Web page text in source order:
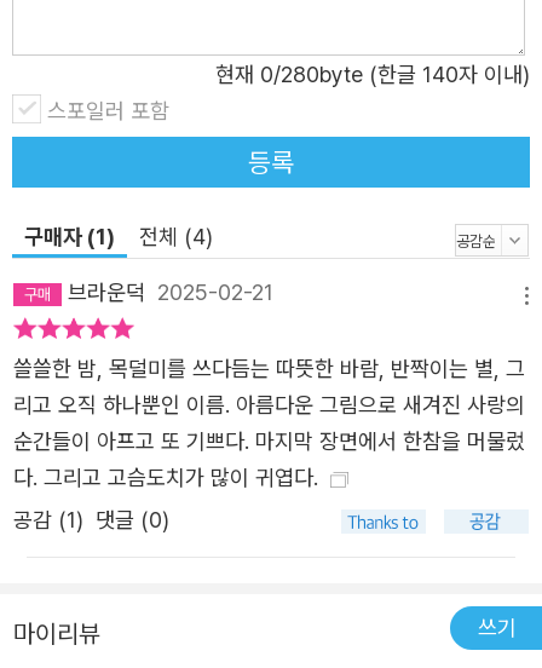
랑’이었다는 것을요. ‘당신에게도 이런 소중한 존재가 있나
요?’ 나를 넘어 다른 존재를 포용하는 성장의 여정 고치와 풀
은 서로를 이해하며 가까워졌습니다. 풀은 고치를 믿고, 안
전하다 여겼던 나무 구멍을 나와 더 넓은 세상으로 나오게
지켜 주고 애정을 건넵니다. 누군가를 소중하게 생각하고 다
정한 말을 나누는 일이 이렇게 행복한 일이라는 걸 알아가면
서요. 그랬던 고치이기에 무수히 많은 분홍빛 풀들을 보고
크게 놀라고 맙니다. 작은 풀이 오직 하나뿐인 존재가 아닐
수 있다는 생각에 혼란스러웠지요. 그 모습에 풀은 “너 왜 그
래? 이젠 내가 특별하지 않은 거야?”라며 고치를 몰아세우
고 고치 역시 가시처럼 뾰족한 말을 내뱉으며 둘은 실망과
찾아갑니다. 하지만 고치는 다른 풀들에게 아무것도 느낄 수
보내는 건 오직 자신의 풀 뿐이었던 거지요. 멀리서 해가 떠
오릅니다. 어쩐지 어제와는 조금 다른 아침. 고치가 일어나
현재 0/280byte (한글 140자 이내)
스포일러 포함
등록
구매자 (1) 전체 (4)
브라운덕 2025-02-21
쓸쓸한 밤, 목덜미를 쓰다듬는 따뜻한 바람, 반짝이는 별, 그
리고 오직 하나뿐인 이름. 아름다운 그림으로 새겨진 사랑의
순간들이 아프고 또 기쁘다. 마지막 장면에서 한참을 머물렀
다. 그리고 고슴도치가 많이 귀엽다.
공감 (1) 댓글 (0)
마이리뷰 쓰기